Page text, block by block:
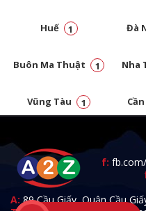
Huế 1 Đà
Buôn Ma Thuật 1 Nha
Vũng Tàu 1
f:
A:89 Cầu Giấy, Quận Cầu